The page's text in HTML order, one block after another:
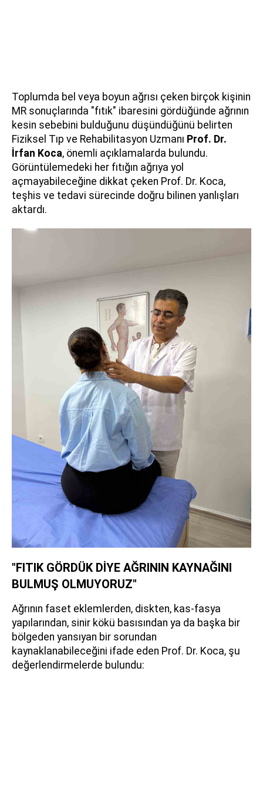
Toplumda bel veya boyun ağrısı çeken birçok kişinin
MR sonuçlarında "fıtık" ibaresini gördüğünde ağrının
kesin sebebini bulduğunu düşündüğünü belirten
Fiziksel Tıp ve Rehabilitasyon Uzmanı Prof. Dr.
İrfan Koca, önemli açıklamalarda bulundu.
Görüntülemedeki her fıtığın ağrıya yol
açmayabileceğine dikkat çeken Prof. Dr. Koca,
teşhis ve tedavi sürecinde doğru bilinen yanlışları
aktardı.
"FITIK GÖRDÜK DİYE AĞRININ KAYNAĞINI
BULMUŞ OLMUYORUZ"
Ağrının faset eklemlerden, diskten, kas-fasya
yapılarından, sinir kökü basısından ya da başka bir
bölgeden yansıyan bir sorundan
kaynaklanabileceğini ifade eden Prof. Dr. Koca, şu
değerlendirmelerde bulundu: